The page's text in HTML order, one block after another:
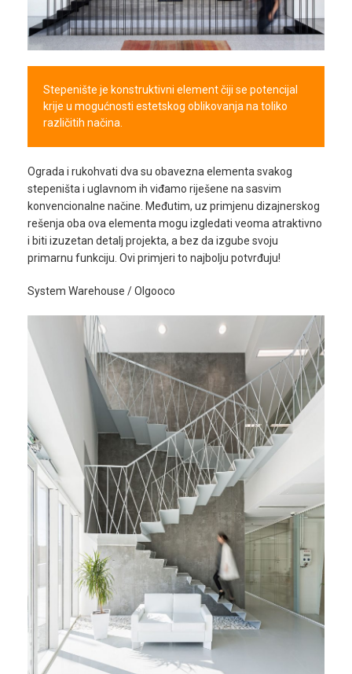
Kalkulatori
O
nama
Uslovi
Kontakt
prijava /
Stepenište je konstruktivni element čiji se potencijal
krije u mogućnosti estetskog oblikovanja na toliko
različitih načina.
Ograda i rukohvati dva su obavezna elementa svakog
stepeništa i uglavnom ih viđamo riješene na sasvim
konvencionalne načine. Međutim, uz primjenu dizajnerskog
rešenja oba ova elementa mogu izgledati veoma atraktivno
i biti izuzetan detalj projekta, a bez da izgube svoju
primarnu funkciju. Ovi primjeri to najbolju potvrđuju!
System Warehouse / Olgooco